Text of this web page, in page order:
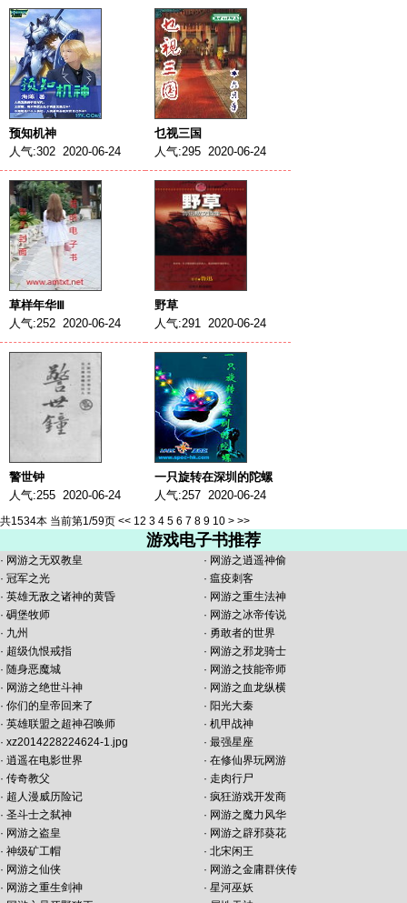
预知机神
人气:302 2020-06-24
乜视三国
人气:295 2020-06-24
草样年华Ⅲ
人气:252 2020-06-24
野草
人气:291 2020-06-24
警世钟
人气:255 2020-06-24
一只旋转在深圳的陀螺
人气:257 2020-06-24
共1534本 当前第1/59页 << 12 3 4 5 6 7 8 9 10 > >>
游戏电子书推荐
· 网游之无双教皇 · 网游之逍遥神偷
· 冠军之光 · 瘟疫刺客
· 英雄无敌之诸神的黄昏 · 网游之重生法神
· 碉堡牧师 · 网游之冰帝传说
· 九州 · 勇敢者的世界
· 超级仇恨戒指 · 网游之邪龙骑士
· 随身恶魔城 · 网游之技能帝师
· 网游之绝世斗神 · 网游之血龙纵横
· 你们的皇帝回来了 · 阳光大秦
· 英雄联盟之超神召唤师 · 机甲战神
· xz2014228224624-1.jpg · 最强星座
· 逍遥在电影世界 · 在修仙界玩网游
· 传奇教父 · 走肉行尸
· 超人漫威历险记 · 疯狂游戏开发商
· 圣斗士之弑神 · 网游之魔力风华
· 网游之盗皇 · 网游之辟邪葵花
· 神级矿工帽 · 北宋闲王
· 网游之仙侠 · 网游之金庸群侠传
· 网游之重生剑神 · 星河巫妖